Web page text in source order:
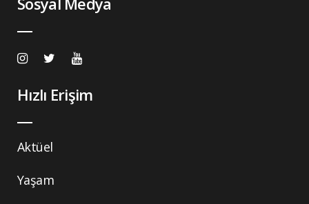
Hızlı Erişim
Aktüel
Yaşam